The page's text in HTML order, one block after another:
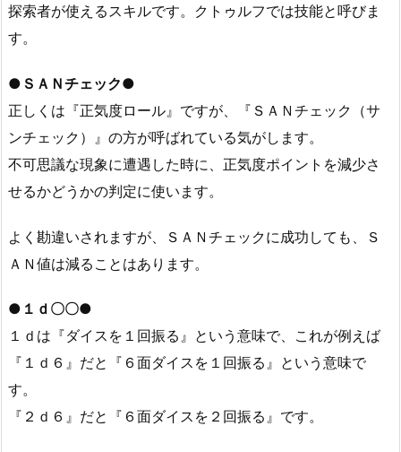
探索者が使えるスキルです。クトゥルフでは技能と呼びま
す。
●ＳＡＮチェック●
正しくは『正気度ロール』ですが、『ＳＡＮチェック（サ
ンチェック）』の方が呼ばれている気がします。
不可思議な現象に遭遇した時に、正気度ポイントを減少さ
せるかどうかの判定に使います。
よく勘違いされますが、ＳＡＮチェックに成功しても、Ｓ
ＡＮ値は減ることはあります。
●１ｄ〇〇●
１ｄは『ダイスを１回振る』という意味で、これが例えば
『１ｄ６』だと『６面ダイスを１回振る』という意味で
す。
『２ｄ６』だと『６面ダイスを２回振る』です。